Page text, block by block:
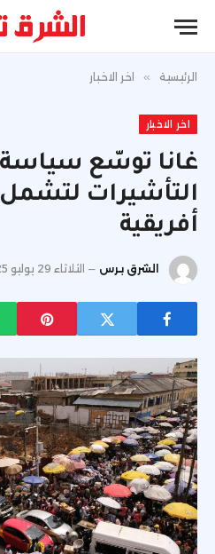
الرئيسية » اخر الاخبار
اخر الاخبار
غانا توسّع سياسة
التأشيرات لتشمل
أفريقية
الشرق برس الثلاثاء 29 يوليو 1:25 م